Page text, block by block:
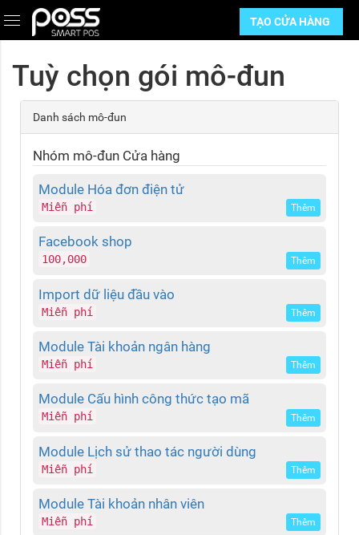
TẠO CỬA HÀNG
Trang chủ Bảng giá
Tuỳ chọn gói mô-đun
Danh sách mô-đun
Nhóm mô-đun Cửa hàng
Module Hóa đơn điện tử
Miễn phí Thêm
Facebook shop
100,000 Thêm
Import dữ liệu đầu vào
Miễn phí Thêm
Module Tài khoản ngân hàng
Miễn phí Thêm
Module Cấu hình công thức tạo mã
Miễn phí Thêm
Module Lịch sử thao tác người dùng
Miễn phí Thêm
Module Tài khoản nhân viên
Miễn phí Thêm